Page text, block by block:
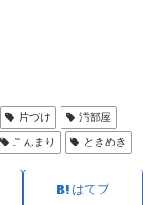
片づけ
汚部屋
こんまり ときめき
はてブ